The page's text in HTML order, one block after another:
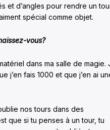
et d’angles pour rendre un
spécial comme objet.
vous?
dans ma salle de magie.
j’en fais 1000 et que j’en ai
nos tours dans des
que si tu penses à un tour, tu